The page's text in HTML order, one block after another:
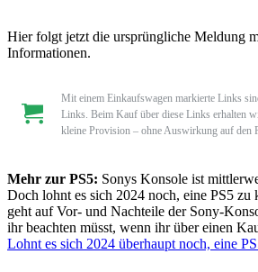
Hier folgt jetzt die ursprüngliche Meldung
Informationen.
Mit einem Einkaufswagen markierte Links
Links. Beim Kauf über diese Links erhalten
kleine Provision – ohne Auswirkung auf den
Mehr zur PS5: Sonys Konsole ist
Doch lohnt es sich 2024 noch, eine PS5
geht auf Vor- und Nachteile der Sony-
ihr beachten müsst, wenn ihr über einen
Lohnt es sich 2024 überhaupt noch, eine